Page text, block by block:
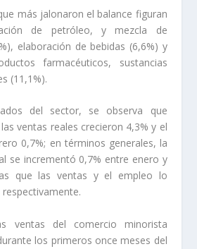
más jalonaron el balance figuran
de petróleo, y mezcla de
elaboración de bebidas (6,6%) y
farmacéuticos, sustancias
(11,1%).
del sector, se observa que
ventas reales crecieron 4,3% y el
0,7%; en términos generales, la
se incrementó 0,7% entre enero y
que las ventas y el empleo lo
ventas del comercio minorista
los primeros once meses del